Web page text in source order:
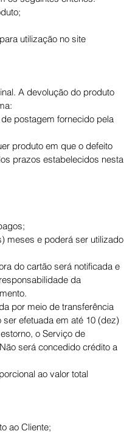
utilização no site
A devolução do produto
postagem fornecido pela
produto em que o defeito
prazos estabelecidos nesta
meses e poderá ser utilizado
do cartão será notificada e
da
por meio de transferência
efetuada em até 10 (dez)
o Serviço de
será concedido crédito a
ao valor total
ao Cliente;